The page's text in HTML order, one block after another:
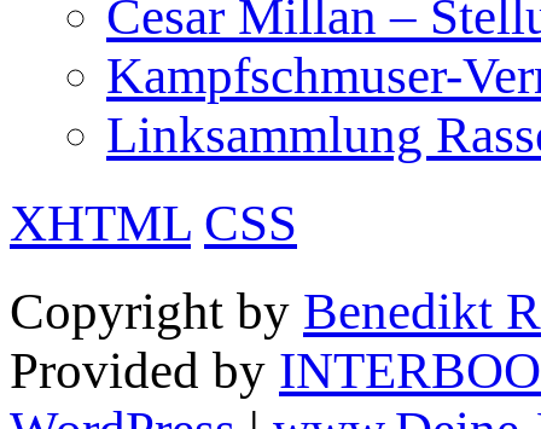
Cesar Millan –
Kampfschmuser-
Linksammlung
XHTML CSS
Copyright by Benedikt
Provided by